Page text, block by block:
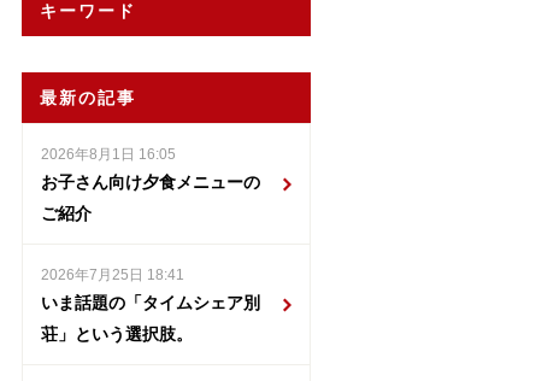
キーワード
最新の記事
2026年8月1日 16:05
お子さん向け夕食メニューの
ご紹介
2026年7月25日 18:41
いま話題の「タイムシェア別
荘」という選択肢。